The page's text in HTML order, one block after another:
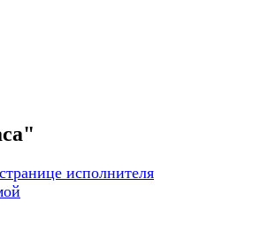
странице исполнителя